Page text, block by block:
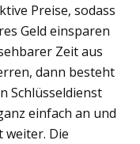
Preise, sodass
Geld einsparen
Zeit aus
dann besteht
Schlüsseldienst
einfach an und
Die